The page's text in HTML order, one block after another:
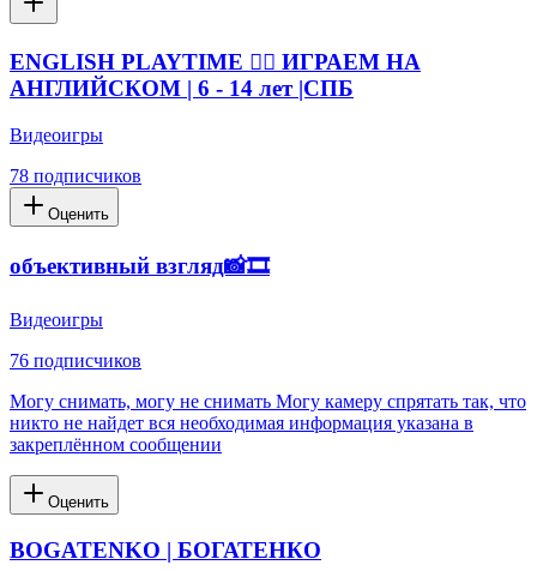
ENGLISH PLAYTIME 👉🏼 ИГРАЕМ НА
АНГЛИЙСКОМ | 6 - 14 лет |СПБ
Видеоигры
78 подписчиков
Оценить
объективный взгляд📸🎞
Видеоигры
76 подписчиков
Могу снимать, могу не снимать Могу камеру спрятать так, что
никто не найдет вся необходимая информация указана в
закреплённом сообщении
Оценить
BOGATENKO | БОГАТЕНКО